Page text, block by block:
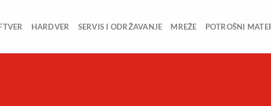
HARDVER SERVIS I ODRŽAVANJE MREŽE POTROŠNI